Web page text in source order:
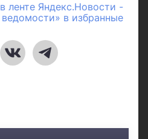
ленте Яндекс.Новости -
в избранные